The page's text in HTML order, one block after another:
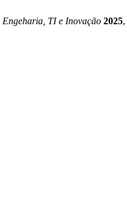
Engeharia, TI e Inovação 2025,